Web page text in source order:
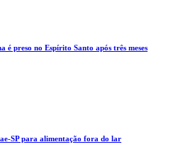
é preso no Espírito Santo após três meses
SP para alimentação fora do lar